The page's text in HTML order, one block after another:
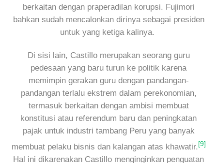
berkaitan dengan praperadilan korupsi. Fujimori
bahkan sudah mencalonkan dirinya sebagai presiden
untuk yang ketiga kalinya.
Di sisi lain, Castillo merupakan seorang guru
pedesaan yang baru turun ke politik karena
memimpin gerakan guru dengan pandangan-
pandangan terlalu ekstrem dalam perekonomian,
termasuk berkaitan dengan ambisi membuat
konstitusi atau referendum baru dan peningkatan
pajak untuk industri tambang Peru yang banyak
membuat pelaku bisnis dan kalangan atas khawatir.[9]
Hal ini dikarenakan Castillo menginginkan penguatan